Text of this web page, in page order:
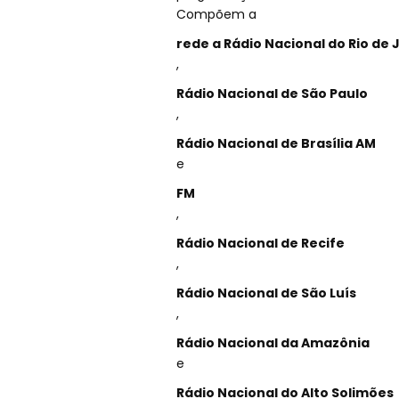
Compõem a
rede a Rádio Nacional do Rio de
,
Rádio Nacional de São Paulo
,
Rádio Nacional de Brasília AM
e
FM
,
Rádio Nacional de Recife
,
Rádio Nacional de São Luís
,
Rádio Nacional da Amazônia
e
Rádio Nacional do Alto Solimões